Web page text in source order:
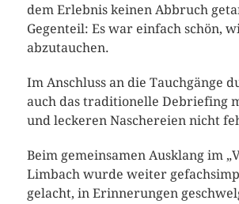
dem Erlebnis keinen Abbruch
Gegenteil: Es war einfach schön,
abzutauchen.
Im Anschluss an die Tauchgänge
auch das traditionelle Debriefing
und leckeren Naschereien nicht
Beim gemeinsamen Ausklang im
Limbach wurde weiter
gelacht, in Erinnerungen